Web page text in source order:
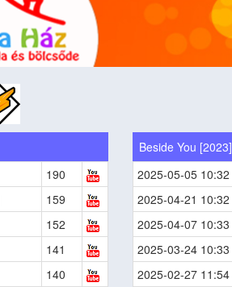
190
159
152
141
140
Beside You [2023]
2025-05-05 10:32
2025-04-21 10:32
2025-04-07 10:33
2025-03-24 10:33
2025-02-27 11:54